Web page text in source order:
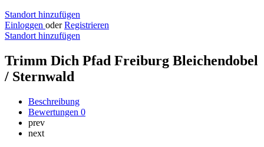
Standort hinzufügen
Einloggen oder Registrieren
Standort hinzufügen
Trimm Dich Pfad Freiburg Bleichendobel
/ Sternwald
Beschreibung
Bewertungen 0
prev
next